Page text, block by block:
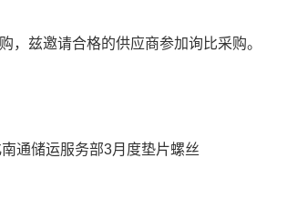
，兹邀请合格的供应商参加询比采购。
通储运服务部3月度垫片螺丝